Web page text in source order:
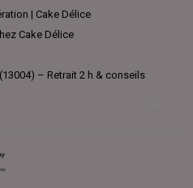
| Cake Délice
Cake Délice
– Retrait 2 h & conseils